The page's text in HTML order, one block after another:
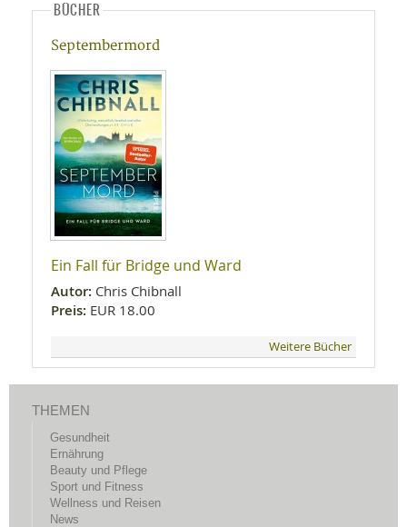
BÜCHER
Septembermord
Ein Fall für Bridge und Ward
Autor: Chris Chibnall
Preis: EUR 18.00
Weitere Bücher
THEMEN
Gesundheit
Ernährung
Beauty und Pflege
Sport und Fitness
Wellness und Reisen
News